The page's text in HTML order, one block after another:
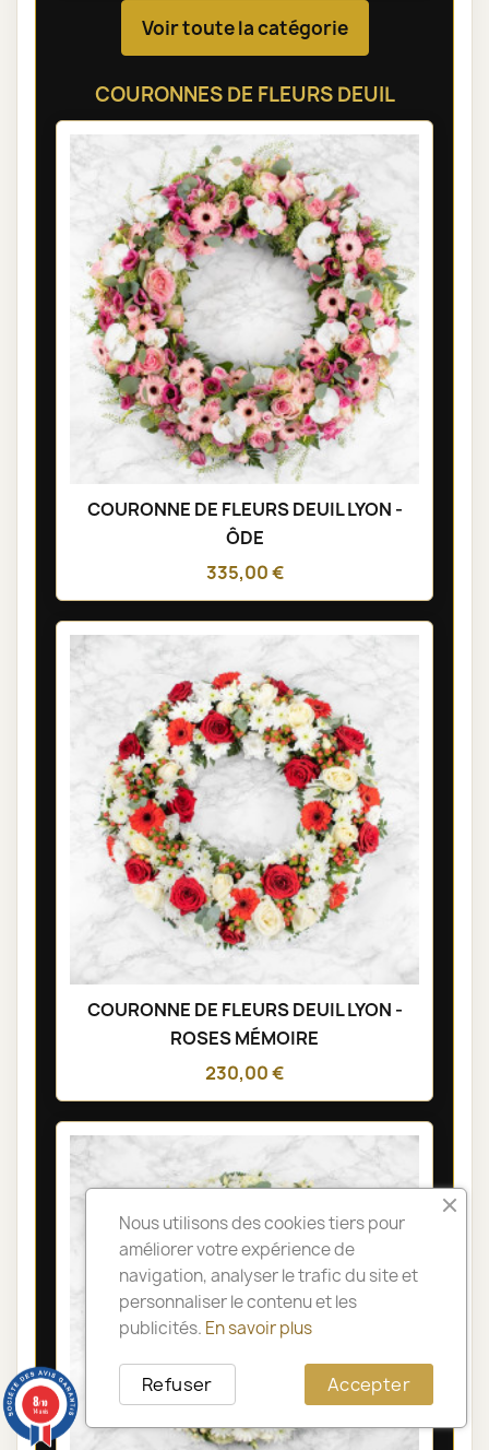
Voir toute la catégorie
COURONNES DE FLEURS DEUIL
COURONNE DE FLEURS DEUIL LYON -
ÔDE
335,00 €
COURONNE DE FLEURS DEUIL LYON -
ROSES MÉMOIRE
230,00 €
Nous utilisons des cookies tiers pour
améliorer votre expérience de
navigation, analyser le trafic du site et
personnaliser le contenu et les
publicités. En savoir plus
Accepter
Refuser
8/10
14 avis